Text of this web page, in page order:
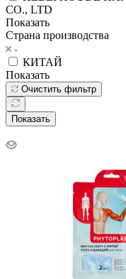
CO., LTD
Показать
Страна производства
КИТАЙ
Показать
Очистить фильтр
Показать